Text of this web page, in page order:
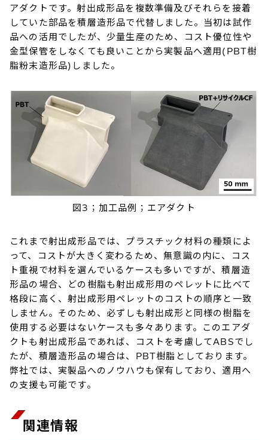
アダクトです。射出成形品を複数準備及びそれらを接着
していた部品を積層造形品で代替しました。当初は試作
品への活用でしたが、少量生産のため、コスト優位性や
金型保管をしなくても良いことから実製品へ適用(PBT樹
脂粉末造形品)しました。
図3；加工品例；エアダクト
これまで射出成形品では、プラスチック材料の種類によ
って、コストが大きく変わるため、無意識の内に、コス
ト重視で材料を選んでいるケースも多いですが、積層造
形品の場合、どの樹脂も射出成形用のペレットに比べて
格段に高く、射出成形用ペレットのコストの順序と一致
しません。そのため、必ずしも射出成形と同様の樹脂を
使用する必要はないケースも多々あります。このエアダ
クトも射出成形品であれば、コストを考慮してABSでし
たが、積層造形品の場合は、PBT樹脂としております。
弊社では、実製品へのノウハウも保有しており、適用へ
の支援も可能です。
関連情報